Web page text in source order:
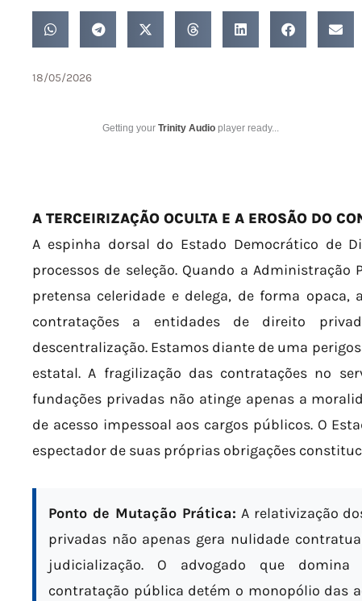
18/05/2026
Getting your Trinity Audio player ready...
A TERCEIRIZAÇÃO OCULTA E A EROSÃO DO
A espinha dorsal do Estado Democrático de
processos de seleção. Quando a
pretensa celeridade e delega, de forma opaca,
contratações a entidades de direito
descentralização. Estamos diante de uma
estatal. A fragilização das contratações no
fundações privadas não atinge apenas a
de acesso impessoal aos cargos públicos. O
espectador de suas próprias obrigações
Ponto de Mutação Prática: A relativização
privadas não apenas gera nulidade
judicialização. O advogado que
contratação pública detém o monopólio das